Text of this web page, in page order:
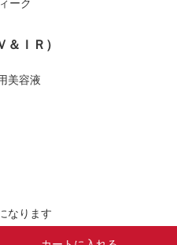
ーク
ＩＲ）
美容液
なります